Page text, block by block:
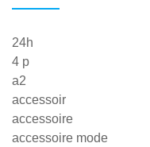
24h
4 p
a2
accessoir
accessoire
accessoire mode